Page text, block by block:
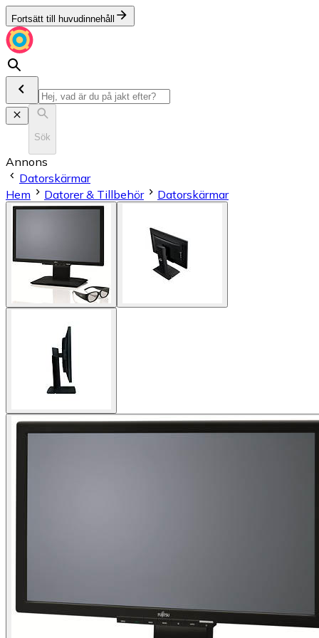
Fortsätt till huvudinnehåll
Sök
Annons
Datorskärmar
Hem
Datorer & Tillbehör Datorskärmar